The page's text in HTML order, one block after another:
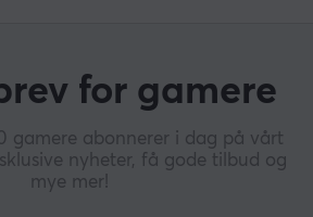
for gamere
gamere abonnerer i dag på vårt
nyheter, få gode tilbud og
mye mer!